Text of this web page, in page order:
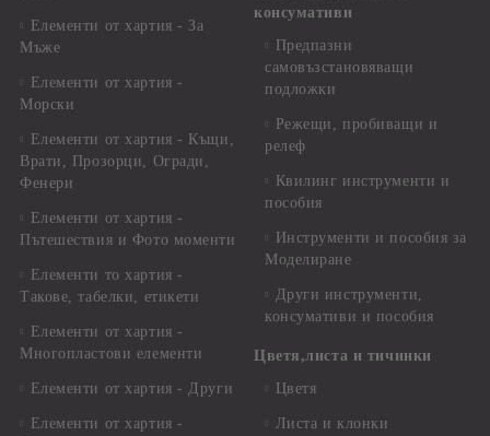
Елементи от хартия - За
Мъже
Елементи от хартия -
Морски
Елементи от хартия - Къщи,
Врати, Прозорци, Огради,
Фенери
Елементи от хартия -
Пътешествия и Фото моменти
Елементи то хартия -
Такове, табелки, етикети
Елементи от хартия -
Многопластови елементи
Елементи от хартия - Други
Елементи от хартия -
консумативи
Предпазни
самовъзстановяващи
подложки
Режещи, пробиващи и
релеф
Квилинг инструменти и
пособия
Инструменти и пособия за
Моделиране
Други инструменти,
консумативи и пособия
Цветя,листа и тичинки
Цветя
Листа и клонки